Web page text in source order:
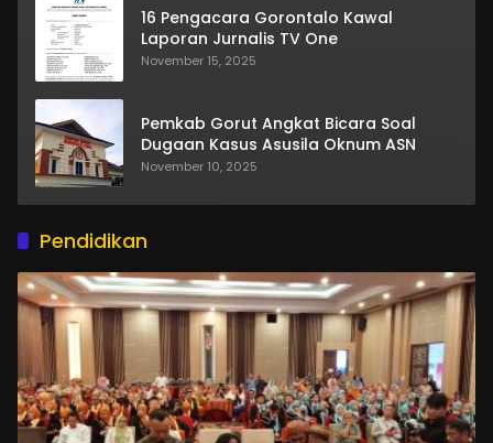
16 Pengacara Gorontalo Kawal
Laporan Jurnalis TV One
November 15, 2025
Pemkab Gorut Angkat Bicara Soal
Dugaan Kasus Asusila Oknum ASN
November 10, 2025
Pendidikan